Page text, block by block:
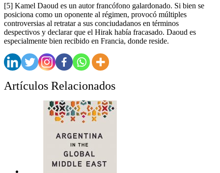
[5] Kamel Daoud es un autor francófono galardonado. Si bien se
posiciona como un oponente al régimen, provocó múltiples
controversias al retratar a sus conciudadanos en términos
despectivos y declarar que el Hirak había fracasado. Daoud es
especialmente bien recibido en Francia, donde reside.
Artículos Relacionados